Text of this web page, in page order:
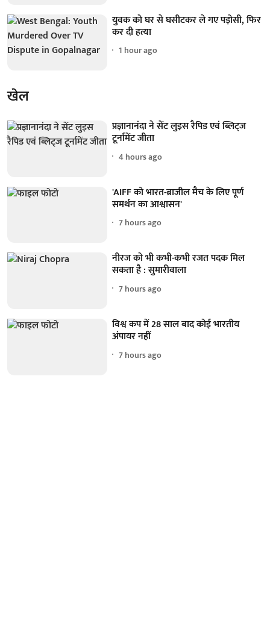
युवक को घर से घसीटकर ले गए पड़ोसी, फिर
कर दी हत्या
1 hour ago
खेल
प्रज्ञानानंदा ने सेंट लुइस रैपिड एवं ब्लिट्ज
टूर्नामेंट जीता
4 hours ago
'AIFF को भारत-ब्राजील मैच के लिए पूर्ण
समर्थन का आश्वासन'
7 hours ago
नीरज को भी कभी-कभी रजत पदक मिल
सकता है : सुमारीवाला
7 hours ago
विश्व कप में 28 साल बाद कोई भारतीय
अंपायर नहीं
7 hours ago